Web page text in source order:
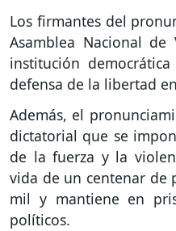
Los firmantes del
Asamblea Nacional de
institución
defensa de la libertad
Además, el
dictatorial que se
de la fuerza y la
vida de un centenar de
mil y mantiene en
políticos.